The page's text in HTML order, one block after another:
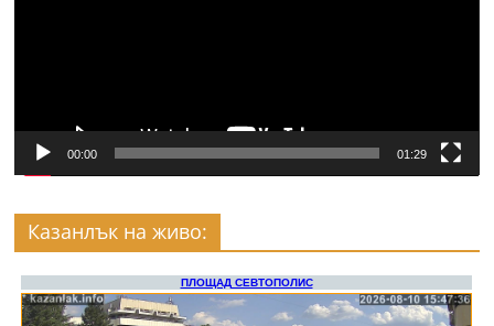
00:00 01:29
Казанлък на живо: